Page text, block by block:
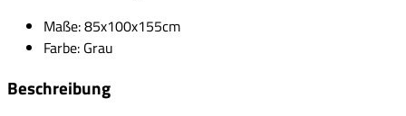
Maße: 85x100x155cm
Farbe: Grau
Beschreibung